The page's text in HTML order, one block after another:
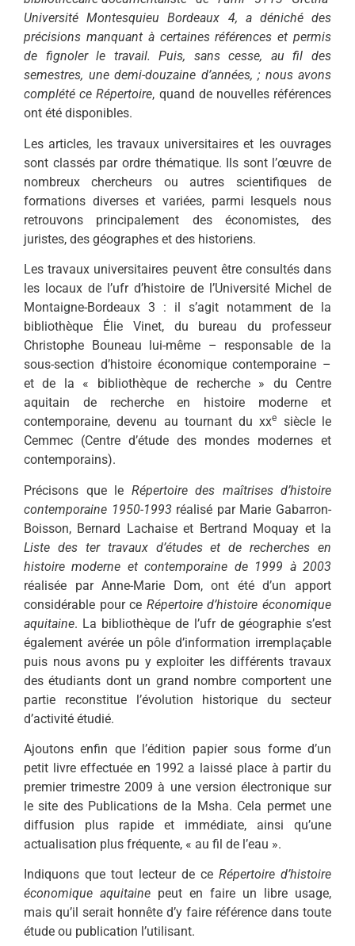
Université Montesquieu Bordeaux 4, a déniché des
précisions manquant à certaines références et permis
de fignoler le travail. Puis, sans cesse, au fil des
semestres, une demi-douzaine d’années, ; nous avons
complété ceRépertoire, quand de nouvelles références
ont été disponibles.
Les articles, les travaux universitaires et les ouvrages
sont classés par ordre thématique. Ils sont l’œuvre de
nombreux chercheurs ou autres scientifiques de
formations diverses et variées, parmi lesquels nous
retrouvons principalement des économistes, des
juristes, des géographes et des historiens.
Les travaux universitaires peuvent être consultés dans
les locaux de l’ufr d’histoire de l’Université Michel de
Montaigne-Bordeaux 3 : il s’agit notamment de la
bibliothèque Élie Vinet, du bureau du professeur
Christophe Bouneau lui-même – responsable de la
sous-section d’histoire économique contemporaine –
et de la « bibliothèque de recherche » du Centre
aquitain de recherche en histoire moderne et
contemporaine, devenu au tournant du xxe
siècle le
Cemmec (Centre d’étude des mondes modernes et
contemporains).
Précisons que le Répertoire des maîtrises d’histoire
contemporaine 1950-1993 réalisé par Marie Gabarron-
Boisson, Bernard Lachaise et Bertrand Moquay et la
Liste des ter travaux d’études et de recherches en
histoire moderne et contemporaine de 1999 à 2003
réalisée par Anne-Marie Dom, ont été d’un apport
considérable pour ce Répertoire d’histoire économique
aquitaine. La bibliothèque de l’ufr de géographie s’est
également avérée un pôle d’information irremplaçable
puis nous avons pu y exploiter les différents travaux
des étudiants dont un grand nombre comportent une
partie reconstitue l’évolution historique du secteur
d’activité étudié.
Ajoutons enfin que l’édition papier sous forme d’un
petit livre effectuée en 1992 a laissé place à partir du
premier trimestre 2009 à une version électronique sur
le site des Publications de la Msha. Cela permet une
diffusion plus rapide et immédiate, ainsi qu’une
actualisation plus fréquente, « au fil de l’eau ».
Indiquons que tout lecteur de ce Répertoire d’histoire
économique aquitaine peut en faire un libre usage,
mais qu’il serait honnête d’y faire référence dans toute
étude ou publication l’utilisant.